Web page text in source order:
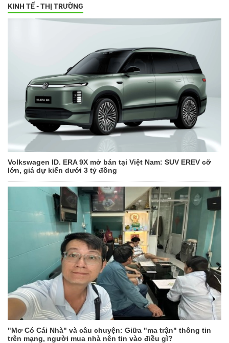
KINH TẾ - THỊ TRƯỜNG
Volkswagen ID. ERA 9X mở bán tại Việt Nam: SUV EREV cỡ
lớn, giá dự kiến dưới 3 tỷ đồng
"Mơ Có Cái Nhà" và câu chuyện: Giữa "ma trận" thông tin
trên mạng, người mua nhà nên tin vào điều gì?